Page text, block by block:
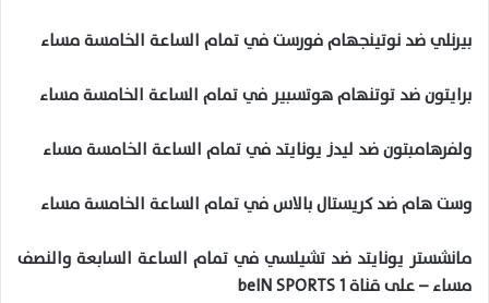
بيرنلي ضد نوتينجهام فورست في تمام الساعة الخامسة مساء
برايتون ضد توتنهام هوتسبير في تمام الساعة الخامسة مساء
ولفرهامبتون ضد ليدز يونايتد في تمام الساعة الخامسة مساء
وست هام ضد كريستال بالاس في تمام الساعة الخامسة مساء
مانشستر يونايتد ضد تشيلسي في تمام الساعة السابعة والنصف
مساء – على قناة beIN SPORTS 1